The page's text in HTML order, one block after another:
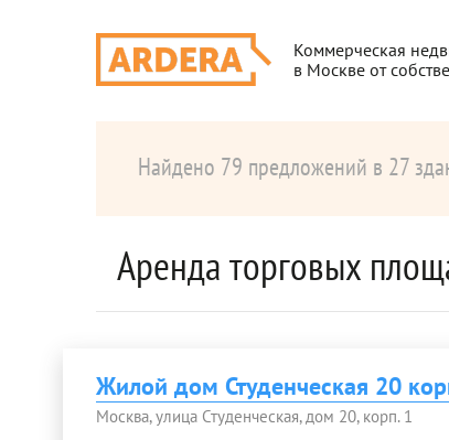
Коммерческая
в Москве от
Найдено 79 предложений в 27
Аренда торговых
Жилой дом Студенческая 20
Москва, улица Студенческая, дом 20, корп. 1